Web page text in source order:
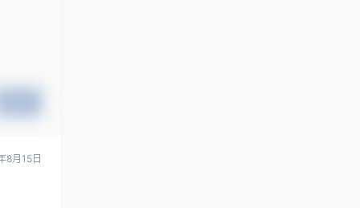
8月15日